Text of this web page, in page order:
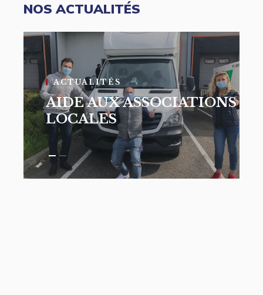
NOS ACTUALITÉS
ACTUALITÉS
AIDE AUX ASSOCIATIONS
LOCALES
Notre cabinet
Assurance
entreprise
Assurance
immobilier
Protection